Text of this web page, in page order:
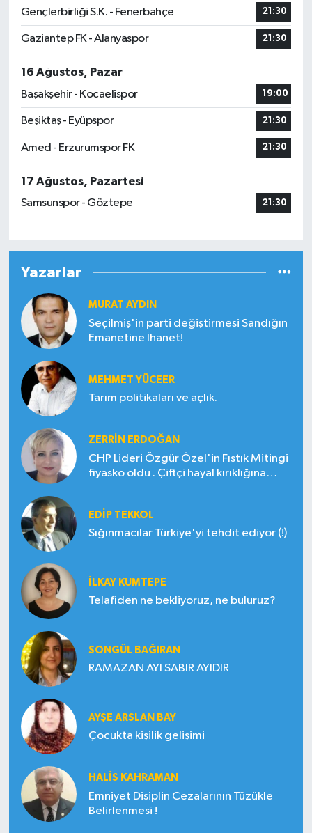
Gençlerbirliği S.K. - Fenerbahçe 21:30
Gaziantep FK - Alanyaspor 21:30
16 Ağustos, Pazar
Başakşehir - Kocaelispor
19:00
Beşiktaş - Eyüpspor 21:30
Amed - Erzurumspor FK 21:30
17 Ağustos, Pazartesi
Samsunspor - Göztepe
21:30
Yazarlar
MURAT AYDIN
Seçilmiş'in parti değiştirmesi Sandığın
Emanetine İhanet!
MEHMET YÜCEER
Tarım politikaları ve açlık.
ZERRIN ERDOĞAN
CHP Lideri Özgür Özel'in Fıstık Mitingi
fiyasko oldu . Çiftçi hayal kırıklığına
EDIP TEKKOL
Sığınmacılar Türkiye'yi tehdit ediyor (!)
İLKAY KUMTEPE
Telafiden ne bekliyoruz, ne buluruz?
SONGÜL BAĞIRAN
RAMAZAN AYI SABIR AYIDIR
AYŞE ARSLAN BAY
Çocukta kişilik gelişimi
HALIS KAHRAMAN
Emniyet Disiplin Cezalarının Tüzükle
Belirlenmesi !